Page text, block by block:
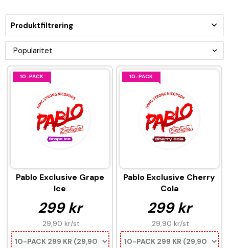
Produktfiltrering
10-PACK
Pablo Exclusive Grape
Ice
299 kr
29,90 kr/st
10-PACK
Pablo Exclusive Cherry
Cola
299 kr
29,90 kr/st